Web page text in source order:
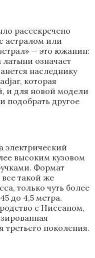
рассекречено
астралом или
— это южанин:
латыни означает
наследнику
которая
и для новой модели
подобрать другое
электрический
высоким кузовом
Формат
все такой же
только чуть более
до 4,5 метра.
с Ниссаном,
третьего поколения.